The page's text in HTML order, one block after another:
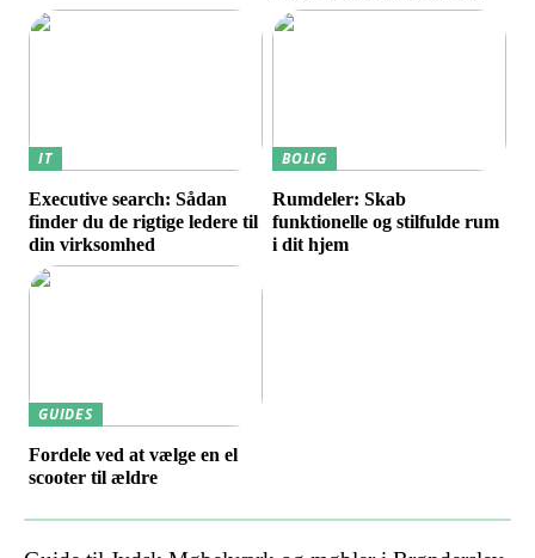
IT
Executive search: Sådan
finder du de rigtige ledere til
din virksomhed
BOLIG
Rumdeler: Skab
funktionelle og stilfulde rum
i dit hjem
GUIDES
Fordele ved at vælge en el
scooter til ældre